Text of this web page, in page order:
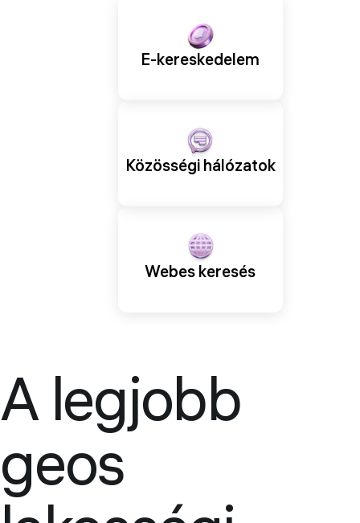
E-kereskedelem
Közösségi hálózatok
Webes keresés
A legjobb
geos